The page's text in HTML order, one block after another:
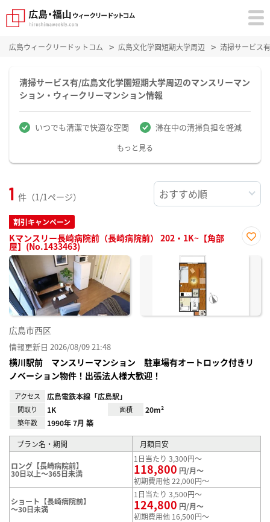
広島ウィークリードットコム 広島文化学園短期大学周辺 清掃サービス
清掃サービス有/広島文化学園短期大学周辺のマンスリーマン
ション・ウィークリーマンション情報
いつでも清潔で快適な空間 滞在中の清掃負担を軽減
もっと見る
1 件（1/1ページ）
割引キャンペーン
Kマンスリー長崎病院前（長崎病院前） 202・1K~【角部
屋】(No.1433463)
に入
広島市西区
情報更新日 2026/08/09 21:48
横川駅前 マンスリーマンション 駐車場有オートロック付きリ
ノベーション物件！出張法人様大歓迎！
アクセス 広島電鉄本線「広島駅」
間取り 1K 面積 20m²
築年数 1990年 7月 築
プラン名・期間 月額目安
ロング【長崎病院前】
30日以上～365日未満
1日当たり 3,300円～
118,800 円/月～
初期費用他 22,000円～
ショート【長崎病院前】
～30日未満
1日当たり 3,500円～
124,800 円/月～
初期費用他 16,500円～